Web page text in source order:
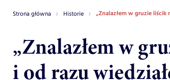
Strona główna Historie „Znalazłem w gruzie liścik
„Znalazłem w
i od razu